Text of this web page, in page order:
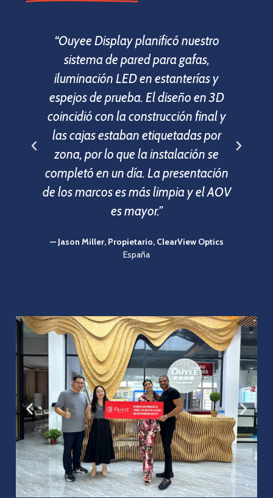
“Ouyee Display planificó nuestro
sistema de pared para gafas,
iluminación LED en estanterías y
espejos de prueba. El diseño en 3D
coincidió con la construcción final y
las cajas estaban etiquetadas por
zona, por lo que la instalación se
completó en un día. La presentación
de los marcos es más limpia y el AOV
es mayor.”
— Jason Miller, Propietario, ClearView Optics
España